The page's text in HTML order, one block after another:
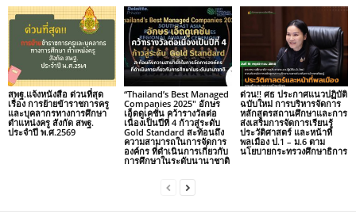
สพฐ.แจ้งหนังสือ ด่วนที่สุด
เรื่อง การย้ายข้าราชการครู
และบุคลากรทางการศึกษา
ตำแหน่งครู สังกัด สพฐ.
ประจำปี พ.ศ.2569
“Thailand’s Best Managed
Companies 2025″ อักษร
เอ็ดดูเคชั่น คว้ารางวัลต่อ
เนื่องเป็นปีที่ 4 ก้าวสู่ระดับ
Gold Standard สะท้อนถึง
ความสามารถในการจัดการ
องค์กร ที่ดำเนินการเกี่ยวกับ
การศึกษาในระดับนานาชาติ
ด่วน!! ศธ ประกาศแนวปฏิบัติ
ฉบับใหม่ การบริหารจัดการ
หลักสูตรสถานศึกษาและการ
ส่งเสริมการจัดการเรียนรู้
ประวัติศาสตร์ และหน้าที่
พลเมือง ป.1 – ม.6 ตาม
นโยบายกระทรวงศึกษาธิการ